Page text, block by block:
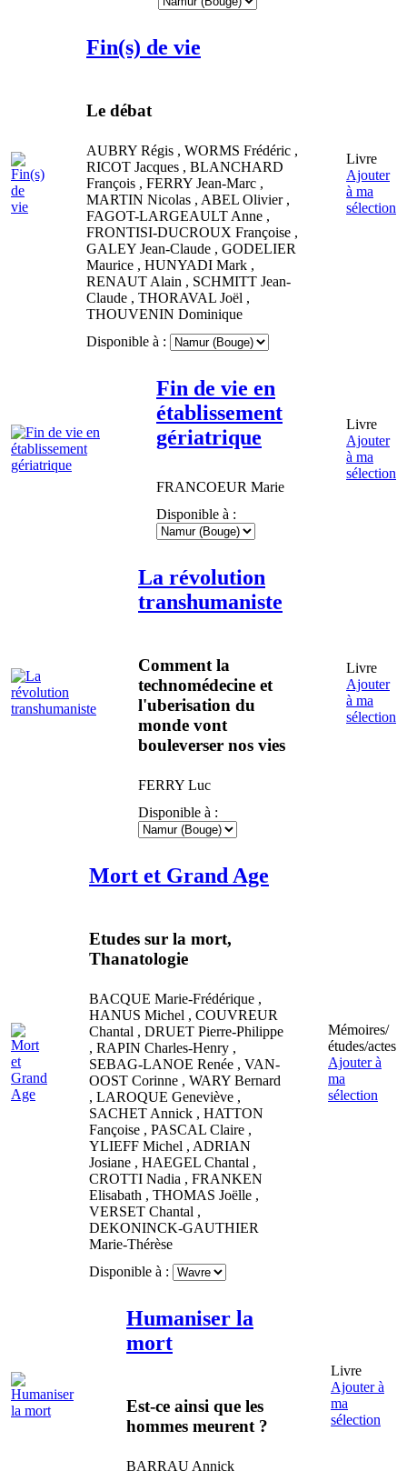
Fin(s) de vie
Livre
Ajouter
à ma
sélection
Le débat
AUBRY Régis , WORMS Frédéric ,
RICOT Jacques , BLANCHARD
François , FERRY Jean-Marc ,
MARTIN Nicolas , ABEL Olivier ,
FAGOT-LARGEAULT Anne ,
FRONTISI-DUCROUX Françoise ,
GALEY Jean-Claude , GODELIER
Maurice , HUNYADI Mark ,
RENAUT Alain , SCHMITT Jean-
Claude , THORAVAL Joël ,
THOUVENIN Dominique
Disponible à :
Fin de vie en
établissement
gériatrique
Livre
Ajouter
à ma
sélection
FRANCOEUR Marie
Disponible à :
La révolution
transhumaniste
Livre
Ajouter
à ma
sélection
Comment la
technomédecine et
l'uberisation du
monde vont
bouleverser nos vies
FERRY Luc
Disponible à :
Mort et Grand Age
Mémoires/
études/actes
Ajouter à
ma
sélection
Etudes sur la mort,
Thanatologie
BACQUE Marie-Frédérique ,
HANUS Michel , COUVREUR
Chantal , DRUET Pierre-Philippe
, RAPIN Charles-Henry ,
SEBAG-LANOE Renée , VAN-
OOST Corinne , WARY Bernard
, LAROQUE Geneviève ,
SACHET Annick , HATTON
Fançoise , PASCAL Claire ,
YLIEFF Michel , ADRIAN
Josiane , HAEGEL Chantal ,
CROTTI Nadia , FRANKEN
Elisabath , THOMAS Joëlle ,
VERSET Chantal ,
DEKONINCK-GAUTHIER
Marie-Thérèse
Disponible à :
Humaniser la
mort
Livre
Ajouter à
ma
sélection
Est-ce ainsi que les
hommes meurent ?
BARRAU Annick